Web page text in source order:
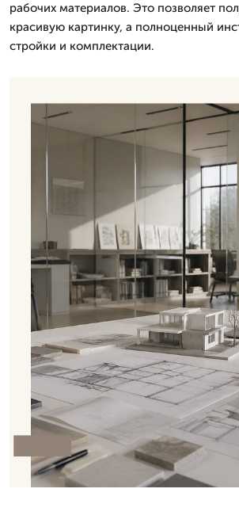
рабочих материалов. Это позволяет
красивую картинку, а полноценный
стройки и комплектации.